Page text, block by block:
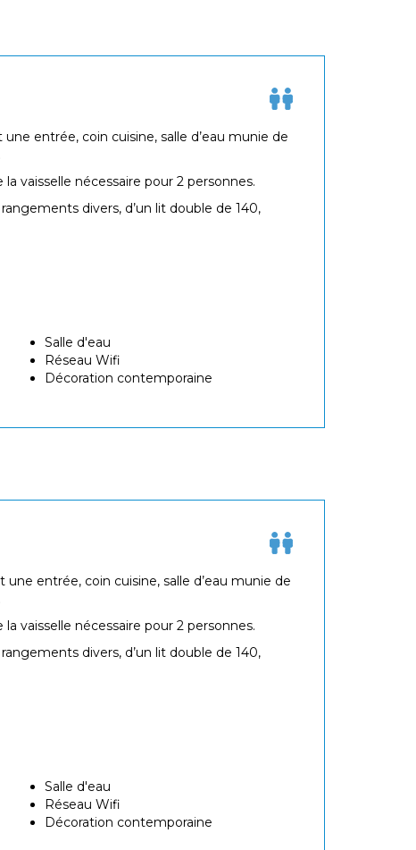
entrée, coin cuisine, salle d’eau munie de
vaisselle nécessaire pour 2 personnes.
divers, d’un lit double de 140,
Salle d'eau
Réseau Wifi
Décoration contemporaine
entrée, coin cuisine, salle d’eau munie de
vaisselle nécessaire pour 2 personnes.
divers, d’un lit double de 140,
Salle d'eau
Réseau Wifi
Décoration contemporaine